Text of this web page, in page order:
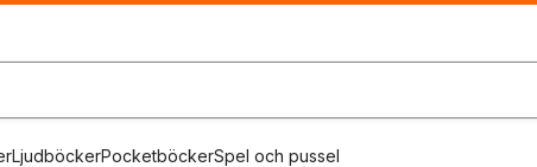
LjudböckerPocketböckerSpel och pussel